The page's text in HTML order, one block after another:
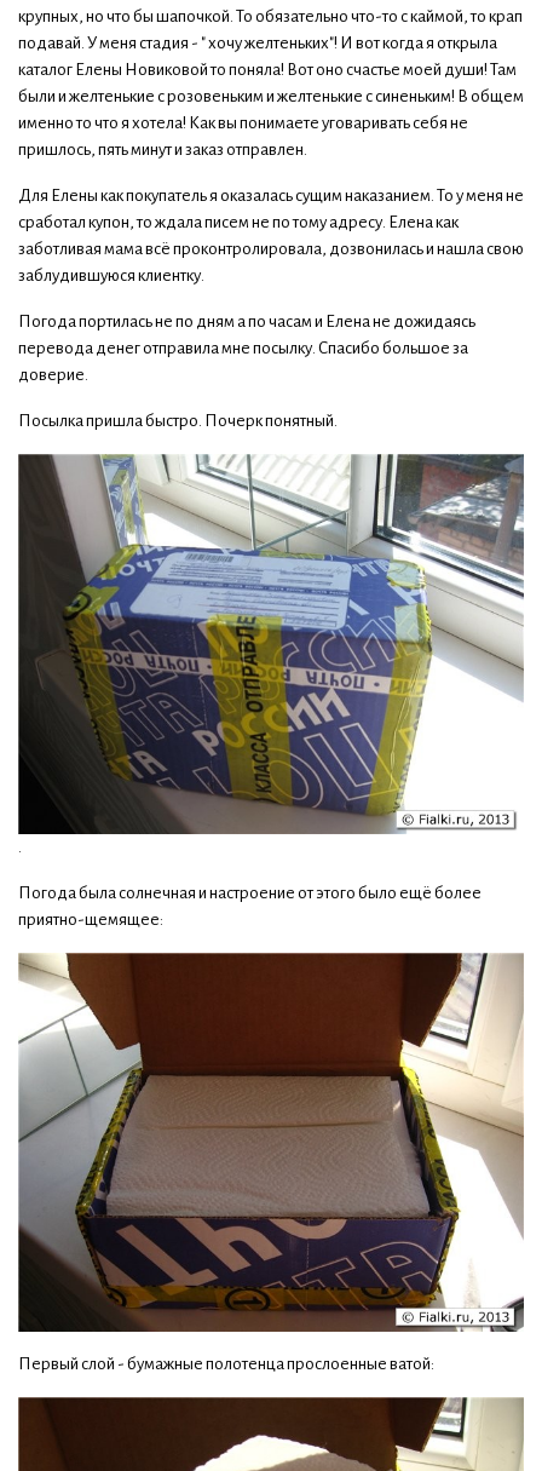
крупных, но что бы шапочкой. То обязательно что-то с каймой, то крап
подавай. У меня стадия - " хочу желтеньких"! И вот когда я открыла
каталог Елены Новиковой то поняла! Вот оно счастье моей души! Там
были и желтенькие с розовеньким и желтенькие с синеньким! В общем
именно то что я хотела! Как вы понимаете уговаривать себя не
пришлось, пять минут и заказ отправлен.
Для Елены как покупатель я оказалась сущим наказанием. То у меня не
сработал купон, то ждала писем не по тому адресу. Елена как
заботливая мама всё проконтролировала, дозвонилась и нашла свою
заблудившуюся клиентку.
Погода портилась не по дням а по часам и Елена не дожидаясь
перевода денег отправила мне посылку. Спасибо большое за
доверие.
Посылка пришла быстро. Почерк понятный.
Погода была солнечная и настроение от этого было ещё более
приятно-щемящее:
Первый слой - бумажные полотенца прослоенные ватой: